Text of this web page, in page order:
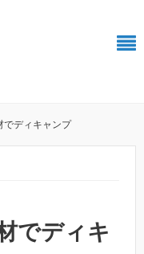
でディキャンプ
でディキ